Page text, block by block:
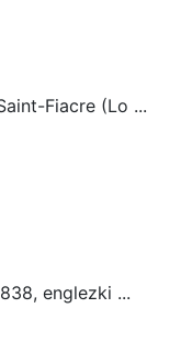
Fiacre (Lo ...
englezki ...